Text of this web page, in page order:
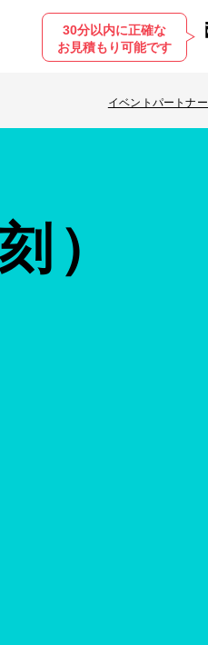
30分以内に正確な
お見積もり可能です
イベントパートナー
）